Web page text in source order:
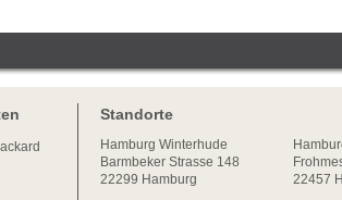
Standorte
Hamburg Winterhude
Barmbeker Strasse 148
22299 Hamburg
22457